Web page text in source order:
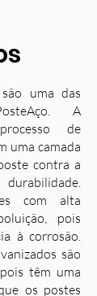
uma das
A
de
uma camada
contra a
com alta
pois
à corrosão.
são
têm uma
os postes